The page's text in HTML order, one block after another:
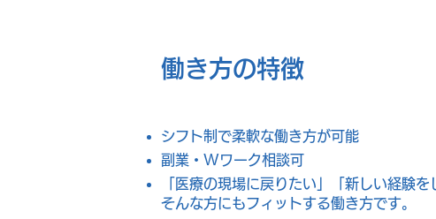
働き方の特徴
シフト制で柔軟な働き方が可能
副業・Wワーク相談可
「医療の現場に戻りたい」「新しい経験を
そんな方にもフィットする働き方です。